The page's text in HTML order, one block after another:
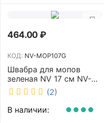
464.00₽
КОД: NV-MOP107G
Швабра для мопов
зеленая NV 17 см NV-
MOP107G (2)
В наличии: